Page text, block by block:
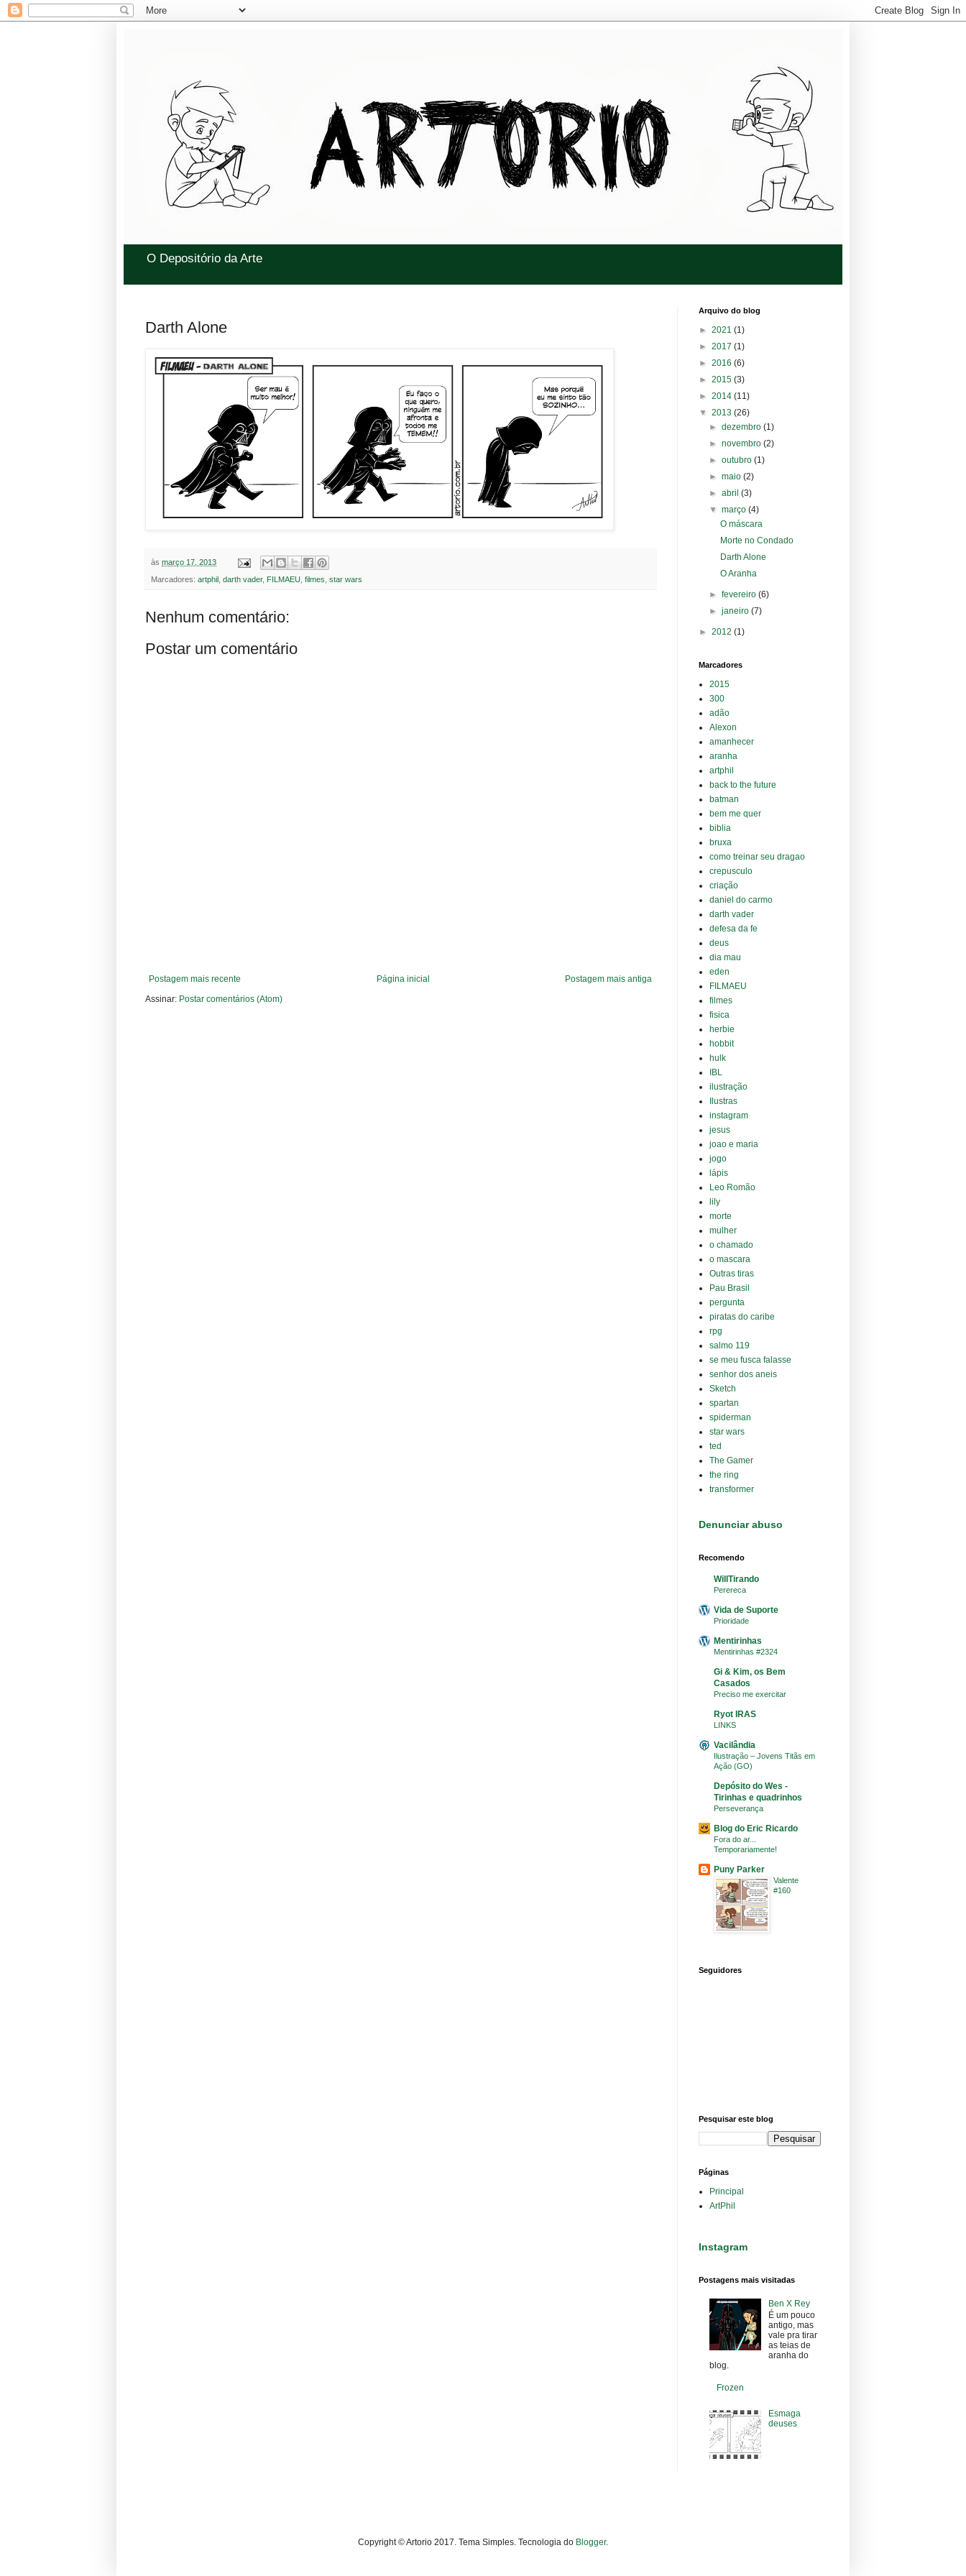
O Depositório da Arte
Darth Alone
às março 17, 2013
Marcadores: artphil , darth vader, FILMAEU, filmes, star wars
Nenhum comentário:
Postar um comentário
Postagem mais recente Postagem mais antiga
Página inicial
Assinar: Postar comentários (Atom)
Arquivo do blog
► 2021 (1)
► 2017 (1)
► 2016 (6)
► 2015 (3)
► 2014 (11)
▼ 2013 (26)
►dezembro(1)
►novembro(2)
►outubro(1)
►maio(2)
►abril(3)
▼março(4)
O máscara
Morte no Condado
Darth Alone
O Aranha
►fevereiro(6)
►janeiro(7)
► 2012 (1)
Marcadores
2015
300
adão
Alexon
amanhecer
aranha
artphil
back to the future
batman
bem me quer
biblia
bruxa
como treinar seu dragao
crepusculo
criação
daniel do carmo
darth vader
defesa da fe
deus
dia mau
eden
FILMAEU
filmes
fisica
herbie
hobbit
hulk
IBL
ilustração
Ilustras
instagram
jesus
joao e maria
jogo
lápis
Leo Romão
lily
morte
mulher
o chamado
o mascara
Outras tiras
Pau Brasil
pergunta
piratas do caribe
rpg
salmo 119
se meu fusca falasse
senhor dos aneis
Sketch
spartan
spiderman
star wars
ted
The Gamer
the ring
transformer
Denunciar abuso
Recomendo
WillTirando
Perereca
Vida de Suporte
Prioridade
Mentirinhas
Mentirinhas #2324
Gi & Kim, os Bem
Casados
Preciso me exercitar
Ryot IRAS
LINKS
Vacilândia
Ilustração – Jovens Titãs em
Ação (GO)
Depósito do Wes -
Tirinhas e quadrinhos
Perseverança
Blog do Eric Ricardo
Fora do ar...
Temporariamente!
Puny Parker
Valente
#160
Seguidores
Pesquisar este blog
Páginas
Principal
ArtPhil
Instagram
Postagens mais visitadas
Ben X Rey
É um pouco
antigo, mas
vale pra tirar
as teias de
aranha do
blog.
Frozen
Esmaga
deuses
Copyright © Artorio 2017. Tema Simples. Tecnologia do Blogger.